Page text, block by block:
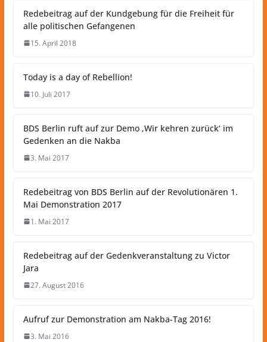
Redebeitrag auf der Kundgebung für die Freiheit für
alle politischen Gefangenen
15. April 2018
Today is a day of Rebellion!
10. Juli 2017
BDS Berlin ruft auf zur Demo ‚Wir kehren zurück‘ im
Gedenken an die Nakba
3. Mai 2017
Redebeitrag von BDS Berlin auf der Revolutionären 1.
Mai Demonstration 2017
1. Mai 2017
Redebeitrag auf der Gedenkveranstaltung zu Victor
Jara
27. August 2016
Aufruf zur Demonstration am Nakba-Tag 2016!
3. Mai 2016